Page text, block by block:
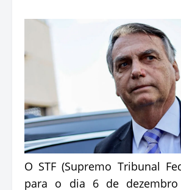
O STF (Supremo Tribunal
para o dia 6 de